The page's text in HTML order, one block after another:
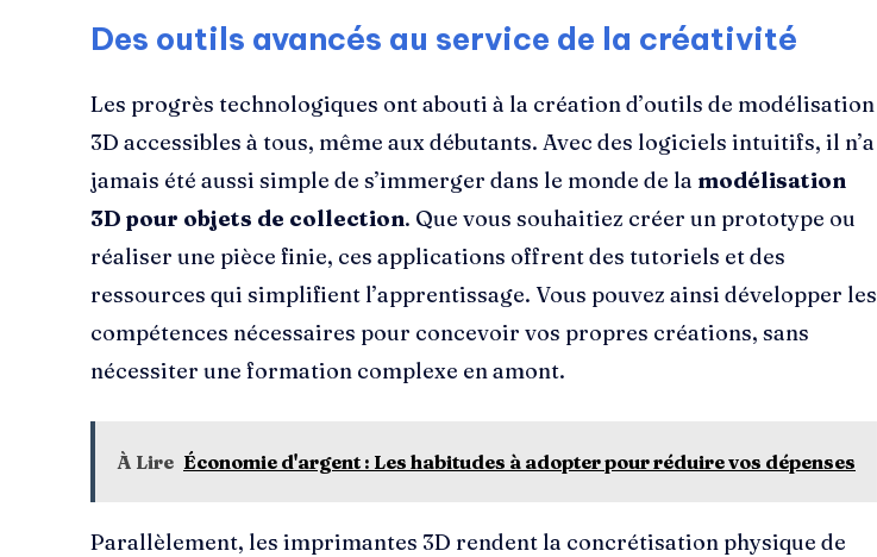
Des outils avancés au service de la créativité
Les progrès technologiques ont abouti à la création d’outils de modélisation
3D accessibles à tous, même aux débutants. Avec des logiciels intuitifs, il n’a
jamais été aussi simple de s’immerger dans le monde de la modélisation
3D pour objets de collection. Que vous souhaitiez créer un prototype ou
réaliser une pièce finie, ces applications offrent des tutoriels et des
ressources qui simplifient l’apprentissage. Vous pouvez ainsi développer les
compétences nécessaires pour concevoir vos propres créations, sans
nécessiter une formation complexe en amont.
À Lire Économie d'argent : Les habitudes à adopter pour réduire vos dépenses
Parallèlement, les imprimantes 3D rendent la concrétisation physique de